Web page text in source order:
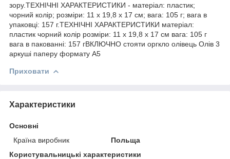
зору.ТЕХНІЧНІ ХАРАКТЕРИСТИКИ - матеріал: пластик;
чорний колір; розміри: 11 х 19,8 х 17 см; вага: 105 г; вага в
упаковці: 157 г.ТЕХНІЧНІ ХАРАКТЕРИСТИКИ матеріал:
пластик чорний колір розміри: 11 х 19,8 х 17 см вага: 105 г
вага в пакованні: 157 гВКЛЮЧНО стояти оргкло олівець Олів 3
аркуші паперу формату А5
Приховати
Характеристики
Основні
Країна виробник
Польща
Користувальницькі характеристики